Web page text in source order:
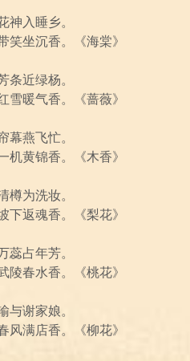
入睡乡。
坐沉香。《海棠》
近绿杨。
暖气香。《蔷薇》
燕飞忙。
黄锦香。《木香》
为洗妆。
返魂香。《梨花》
占年芳。
春水香。《桃花》
谢家娘。
满店香。《柳花》